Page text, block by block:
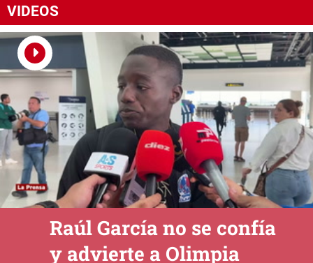
VIDEOS
Raúl García no se confía
y advierte a Olimpia